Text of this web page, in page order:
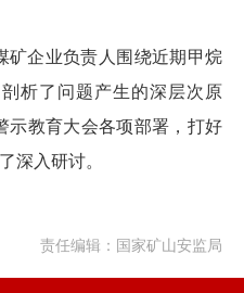
矿企业负责人围绕近期甲烷
析了问题产生的深层次原
示教育大会各项部署，打好
深入研讨。
责任编辑：国家矿山安监局